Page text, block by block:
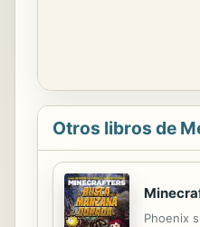
Otros libros de
Phoenix